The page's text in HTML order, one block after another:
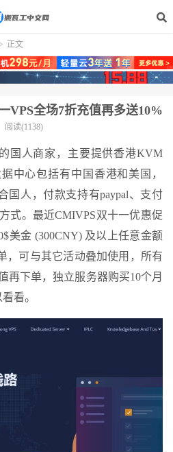
> 正文
VPS全场7折充值再多送10%
阅读(1138)
国人商家，主要提供香港KVM
中心包括有中国香港和美国，
国人，付款支持有paypal、支付
式。最近CMIVPS双十一优惠促
美金 (300CNY) 及以上任意金额
，可与其它活动叠加使用，所有
再下单，独立服务器购买10个月
看。